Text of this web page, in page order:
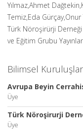
Yılmaz,Ahmet
Temiz,Eda
Türk Nöroşirürji
ve Eğitim Grubu
Bilimsel
Avrupa Beyin
Üye
Türk Nöroşirurji
Üye